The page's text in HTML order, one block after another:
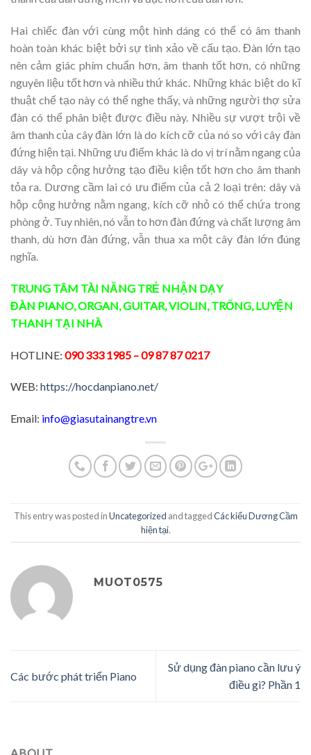
Hai chiếc đàn với cùng một hình dáng có thể có âm thanh
hoàn toàn khác biệt bởi sự tinh xảo về cấu tạo. Đàn lớn tạo
nên cảm giác phím chuẩn hơn, âm thanh tốt hơn, có những
nguyên liệu tốt hơn và nhiều thứ khác. Những khác biệt do kĩ
thuật chế tạo này có thể nghe thấy, và những người thợ sửa
đàn có thể phân biệt được điều này. Nhiều sự vượt trội về
âm thanh của cây đàn lớn là do kích cỡ của nó so với cây đàn
đứng hiện tại. Những ưu điểm khác là do vị trí nằm ngang của
dây và hộp cộng hưởng tạo điều kiện tốt hơn cho âm thanh
tỏa ra. Dương cầm lai có ưu điểm của cả 2 loại trên: dây và
hộp cộng hưởng nằm ngang, kích cỡ nhỏ có thể chứa trong
phòng ở. Tuy nhiên, nó vẫn to hơn đàn đứng và chất lượng âm
thanh, dù hơn đàn đứng, vẫn thua xa một cây đàn lớn đúng
nghĩa.
TRUNG TÂM TÀI NĂNG TRẺ NHẬN DẠY
ĐÀN PIANO,ORGAN,GUITAR,VIOLIN,TRỐNG,LUYỆN
THANH TẠI NHÀ
HOTLINE: 090 333 1985 – 09 87 87 0217
WEB: https://hocdanpiano.net/
Email: info@giasutainangtre.vn
This entry was posted inUncategorized and taggedCác kiểu Dương Cầm
hiện tại.
MUOT0575
Các bước phát triển Piano
Sử dụng đàn piano cần lưu ý
điều gì? Phần 1
ABOUT